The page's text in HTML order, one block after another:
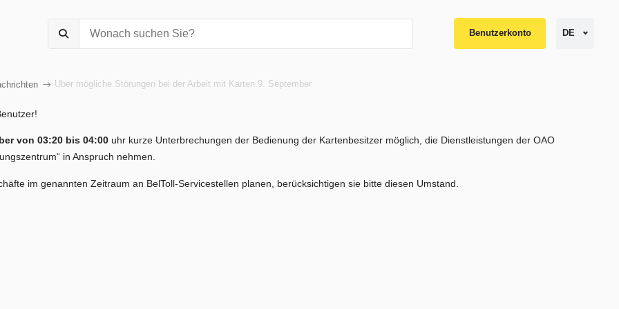
Benutzerkonto DE
Über mögliche Störungen bei der Arbeit mit Karten 9. September
von 03:20 bis 04:00 uhr kurze Unterbrechungen der Bedienung der Kartenbesitzer möglich, die Dienstleistungen der OAO
in Anspruch nehmen.
im genannten Zeitraum an BelToll-Servicestellen planen, berücksichtigen sie bitte diesen Umstand.